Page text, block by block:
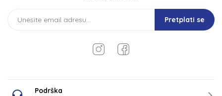
Pretplati se
Podrška